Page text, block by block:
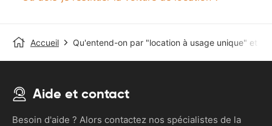
Accueil Qu'entend-on par "location à usage unique" et
Aide et contact
Besoin d'aide ? Alors contactez nos spécialistes de la